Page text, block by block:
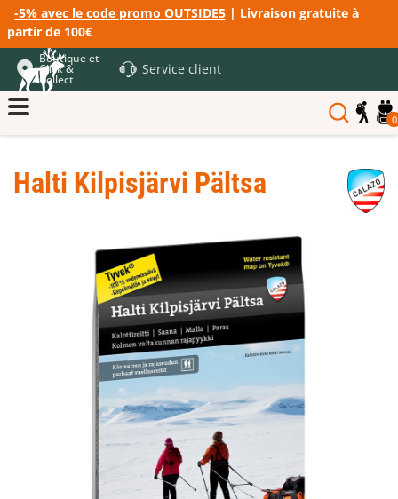
-5% avec le code promo OUTSIDE5 | Livraison gratuite à
partir de 100€
Boutique et
Click &
Collect
Service client
0
Halti Kilpisjärvi Pältsa